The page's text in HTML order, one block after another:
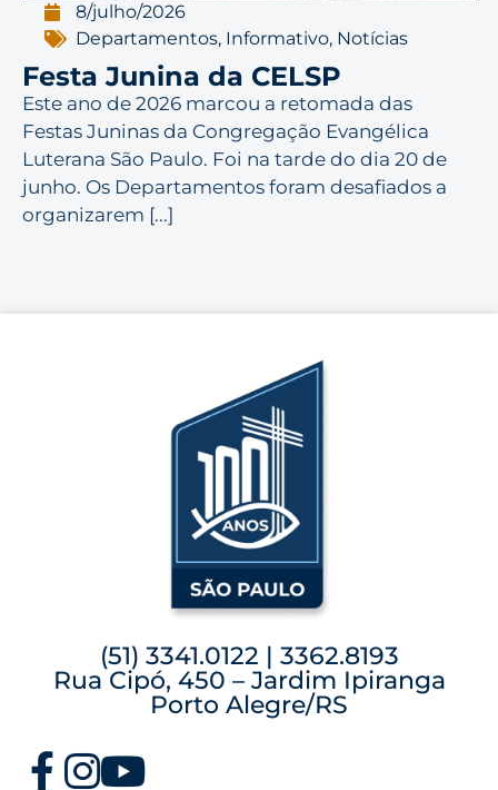
8/julho/2026
Departamentos, Informativo, Notícias
Festa Junina da CELSP
Este ano de 2026 marcou a retomada das
Festas Juninas da Congregação Evangélica
Luterana São Paulo. Foi na tarde do dia 20 de
junho. Os Departamentos foram desafiados a
organizarem [...]
(51) 3341.0122 | 3362.8193
Rua Cipó, 450 – Jardim Ipiranga
Porto Alegre/RS